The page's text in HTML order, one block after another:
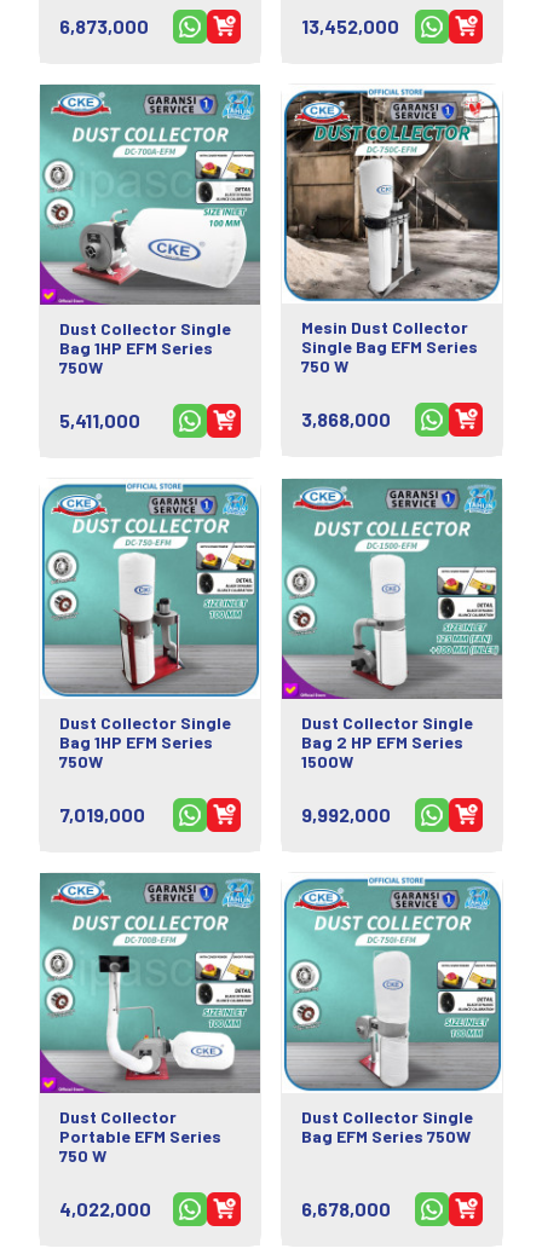
6,873,000 13,452,000
Dust Collector Single
Bag 1HP EFM Series
750W
5,411,000
Mesin Dust Collector
Single Bag EFM Series
750 W
3,868,000
Dust Collector Single
Bag 1HP EFM Series
750W
7,019,000
Dust Collector Single
Bag 2 HP EFM Series
1500W
9,992,000
Dust Collector
Portable EFM Series
750 W
4,022,000
Dust Collector Single
Bag EFM Series 750W
6,678,000